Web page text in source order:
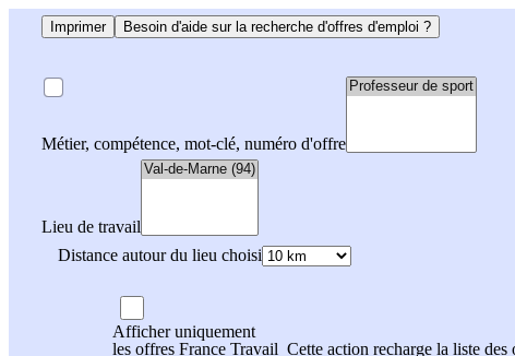
Imprimer Besoin d'aide sur la recherche d'offres d'emploi ?
Métier, compétence, mot-clé, numéro d'offre
Lieu de travail
Distance autour du lieu choisi
Afficher uniquement
les offres France Travail Cette action recharge la liste des